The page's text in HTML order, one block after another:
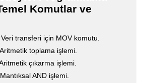
Komutlar ve
Veri transferi için MOV komutu.
Aritmetik toplama işlemi.
çıkarma işlemi.
Mantıksal AND işlemi.